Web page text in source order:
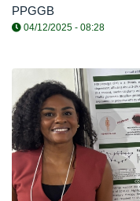
PPGGB
04/12/2025 - 08:28